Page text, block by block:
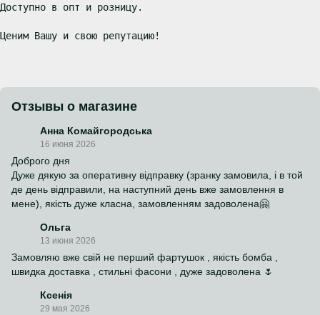
Доступно в опт и розницу.
Ценим Вашу и свою репутацию!
Отзывы о магазине
Анна Комайгородська
16 июня 2026
Доброго дня
Дуже дякую за оперативну відправку (зранку замовила, і в той
де день відправили, на наступний день вже замовлення в
мене), якість дуже класна, замовленням задоволена🤗
Oльга
13 июня 2026
Замовляю вже свій не перший фартушок , якість бомба ,
швидка доставка , стильні фасони , дуже задоволена 🌷
Ксенія
29 мая 2026